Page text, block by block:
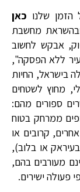
שלנו כאן
מחשבת
אבקש לחשוב
ללא הפסקה",
בישראל, החיות
מחוץ לשטחים
ספורים מהם:
ממרחק בטוח
קרובים או
או בלוב),
מעורבים בהם,
פעולה ישירים.